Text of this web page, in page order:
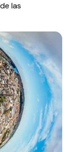
las